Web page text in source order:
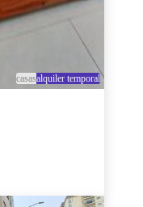
casasalquiler temporal